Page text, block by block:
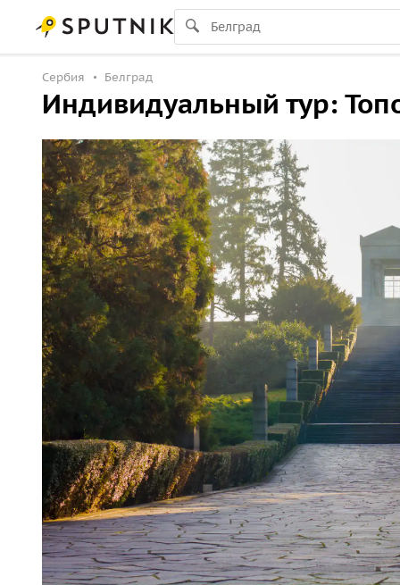
Сербия Белград
Индивидуальный тур: